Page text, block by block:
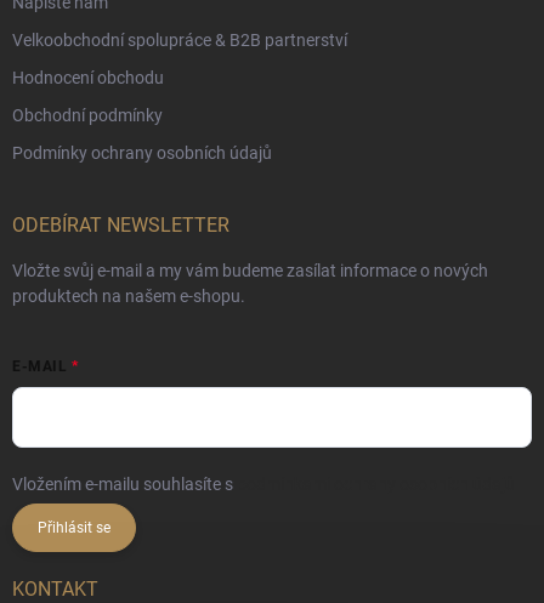
Velkoobchodní spolupráce & B2B partnerství
Hodnocení obchodu
Obchodní podmínky
Podmínky ochrany osobních údajů
ODEBÍRAT NEWSLETTER
Vložte svůj e-mail a my vám budeme zasílat informace o nových
produktech na našem e-shopu.
E-MAIL
Vložením e-mailu souhlasíte s
Přihlásit se
KONTAKT